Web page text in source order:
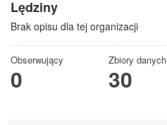
Lędziny
Brak opisu dla tej organizacji
Obserwujący
0
Zbiory danych
30